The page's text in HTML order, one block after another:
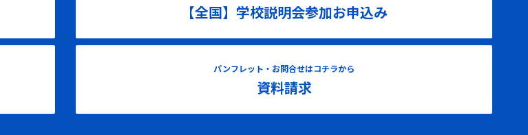
【全国】学校説明会参加お申込み
パンフレット・お問合せはコチラから
資料請求